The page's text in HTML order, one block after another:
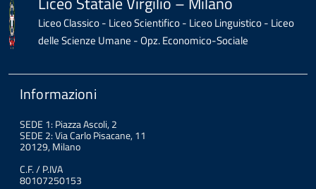
Liceo Classico - Liceo Scientifico - Liceo Linguistico - Liceo
delle Scienze Umane - Opz. Economico-Sociale
Informazioni
SEDE 1: Piazza Ascoli, 2
SEDE 2: Via Carlo Pisacane, 11
20129, Milano
C.F. / P.IVA
80107250153